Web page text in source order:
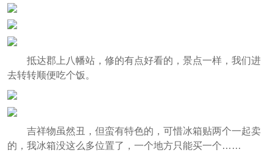
抵达郡上八幡站，修的有点好看的，景点一样，我们进
去转转顺便吃个饭。
吉祥物虽然丑，但蛮有特色的，可惜冰箱贴两个一起卖
的，我冰箱没这么多位置了，一个地方只能买一个……